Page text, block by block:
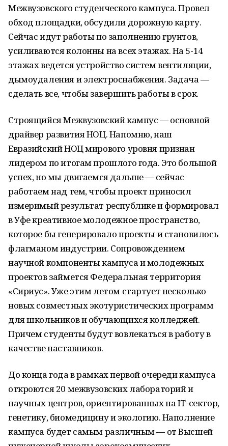
Межвузовского студенческого кампуса. Провел
обход площадки, обсудили дорожную карту.
Сейчас идут работы по заполнению грунтов,
усиливаются колонны на всех этажах. На 5-14
этажах ведется устройство систем вентиляции,
дымоудаления и электроснабжения. Задача —
сделать все, чтобы завершить работы в срок.
Строящийся Межвузовский кампус — основной
драйвер развития НОЦ. Напомню, наш
Евразийский НОЦ мирового уровня признан
лидером по итогам прошлого года. Это большой
успех, но мы двигаемся дальше — сейчас
работаем над тем, чтобы проект приносил
измеримый результат республике и формировал
в Уфе креативное молодежное пространство,
которое бы генерировало проекты и становилось
флагманом индустрии. Сопровождением
научной компоненты кампуса и молодежных
проектов займется Федеральная территория
«Сириус». Уже этим летом стартует несколько
новых совместных экотуристических программ
для школьников и обучающихся колледжей.
Причем студенты будут вовлекаться в работу в
качестве наставников.
До конца года в рамках первой очереди кампуса
откроются 20 межвузовских лабораторий и
научных центров, ориентированных на IT-сектор,
генетику, биомедицину и экологию. Наполнение
кампуса будет самым различным — от Высшей